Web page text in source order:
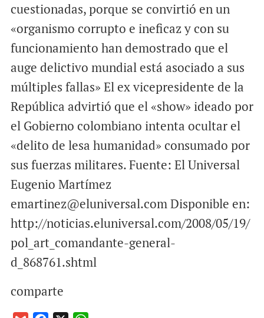
cuestionadas, porque se convirtió en un
«organismo corrupto e ineficaz y con su
funcionamiento han demostrado que el
auge delictivo mundial está asociado a sus
múltiples fallas» El ex vicepresidente de la
República advirtió que el «show» ideado por
el Gobierno colombiano intenta ocultar el
«delito de lesa humanidad» consumado por
sus fuerzas militares. Fuente: El Universal
Eugenio Martímez
emartinez@eluniversal.com Disponible en:
http://noticias.eluniversal.com/2008/05/19/
pol_art_comandante-general-
d_868761.shtml
comparte